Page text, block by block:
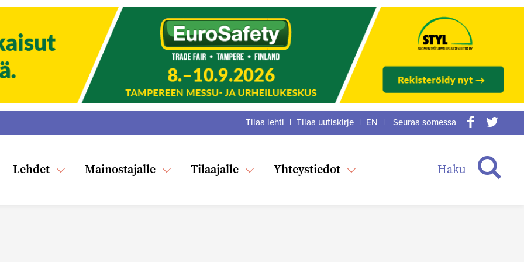
Lehdet Mainostajalle Tilaajalle Yhteystiedot Haku
Tilaa lehti | Tilaa uutiskirje | EN |
Seuraa somessa
:Facebook
Twitter